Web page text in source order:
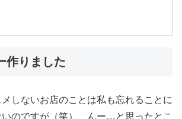
作りました
しないお店のことは私も忘れることに
いのですが（笑）、んー…と思ったとこ